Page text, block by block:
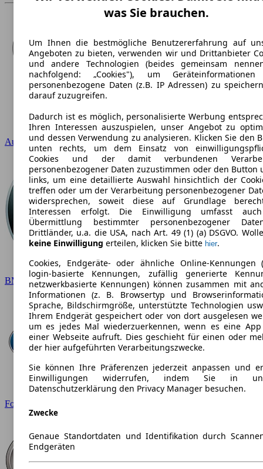
Audi
BMW
Ford
was Sie brauchen.
Um Ihnen die bestmögliche Benutzererfahrung auf
Angeboten zu bieten, verwenden wir und Drittanbieter
und andere Technologien (beides gemeinsam
nachfolgend: „Cookies"), um
personenbezogene Daten (z.B. IP Adressen) zu
darauf zuzugreifen.
Dadurch ist es möglich, personalisierte Werbung
Ihren Interessen auszuspielen, unser Angebot zu
und dessen Verwendung zu analysieren. Klicken Sie den
unten rechts, um dem Einsatz von
Cookies und der damit verbundenen
personenbezogener Daten zuzustimmen oder den Button
links, um eine detaillierte Auswahl hinsichtlich der
treffen oder um der Verarbeitung personenbezogener
widersprechen, soweit diese auf Grundlage
Interessen erfolgt. Die Einwilligung umfasst
Übermittlung bestimmter personenbezogener
Drittländer, u.a. die USA, nach Art. 49 (1) (a) DSGVO.
keine Einwilligung erteilen, klicken Sie bitte hier.
Cookies, Endgeräte- oder ähnliche Online-Kennungen
login-basierte Kennungen, zufällig generierte
netzwerkbasierte Kennungen) können zusammen mit
Informationen (z. B. Browsertyp und
Sprache, Bildschirmgröße, unterstützte Technologien
Ihrem Endgerät gespeichert oder von dort ausgelesen
um es jedes Mal wiederzuerkennen, wenn es eine
einer Webseite aufruft. Dies geschieht für einen oder
der hier aufgeführten Verarbeitungszwecke.
Sie können Ihre Präferenzen jederzeit anpassen und
Einwilligungen widerrufen, indem Sie in
Datenschutzerklärung den Privacy Manager besuchen.
Zwecke
Genaue Standortdaten und Identifikation durch
Endgeräten